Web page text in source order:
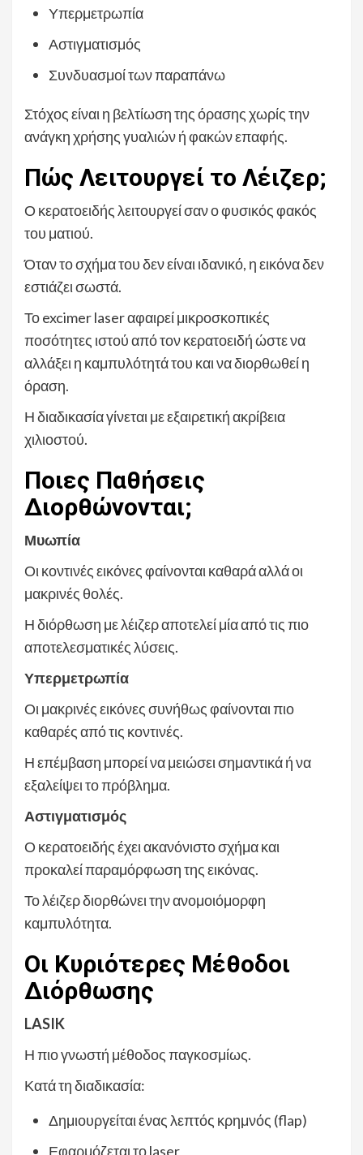
Υπερμετρωπία
Αστιγματισμός
Συνδυασμοί των παραπάνω
Στόχος είναι η βελτίωση της όρασης χωρίς την
ανάγκη χρήσης γυαλιών ή φακών επαφής.
Πώς Λειτουργεί το Λέιζερ;
Ο κερατοειδής λειτουργεί σαν ο φυσικός φακός
του ματιού.
Όταν το σχήμα του δεν είναι ιδανικό, η εικόνα δεν
εστιάζει σωστά.
Το excimer laser αφαιρεί μικροσκοπικές
ποσότητες ιστού από τον κερατοειδή ώστε να
αλλάξει η καμπυλότητά του και να διορθωθεί η
όραση.
Η διαδικασία γίνεται με εξαιρετική ακρίβεια
χιλιοστού.
Ποιες Παθήσεις
Διορθώνονται;
Μυωπία
Οι κοντινές εικόνες φαίνονται καθαρά αλλά οι
μακρινές θολές.
Η διόρθωση με λέιζερ αποτελεί μία από τις πιο
αποτελεσματικές λύσεις.
Υπερμετρωπία
Οι μακρινές εικόνες συνήθως φαίνονται πιο
καθαρές από τις κοντινές.
Η επέμβαση μπορεί να μειώσει σημαντικά ή να
εξαλείψει το πρόβλημα.
Αστιγματισμός
Ο κερατοειδής έχει ακανόνιστο σχήμα και
προκαλεί παραμόρφωση της εικόνας.
Το λέιζερ διορθώνει την ανομοιόμορφη
καμπυλότητα.
Οι Κυριότερες Μέθοδοι
Διόρθωσης
LASIK
Η πιο γνωστή μέθοδος παγκοσμίως.
Κατά τη διαδικασία:
Δημιουργείται ένας λεπτός κρημνός (flap)
Εφαρμόζεται το laser